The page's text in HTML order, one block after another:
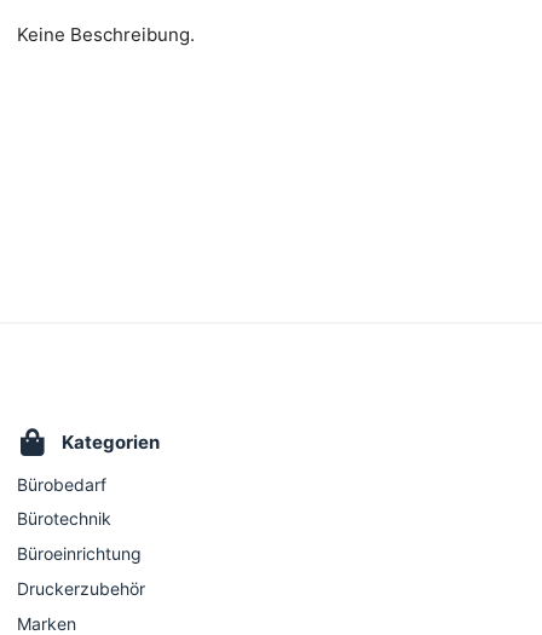
Keine Beschreibung.
Kategorien
Bürobedarf
Bürotechnik
Büroeinrichtung
Druckerzubehör
Marken